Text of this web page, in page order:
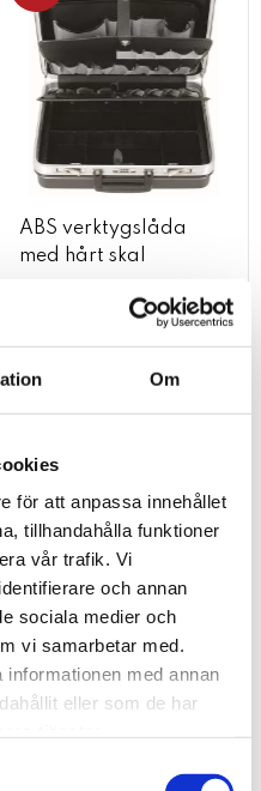
Om
för att anpassa innehållet
tillhandahålla funktioner
vår trafik. Vi
och annan
sociala medier och
vi samarbetar med.
med annan
eller som de har
ABS verktygslåda
med hårt skal
5 288kr
KÖP
grepptång. 170mm
44 %